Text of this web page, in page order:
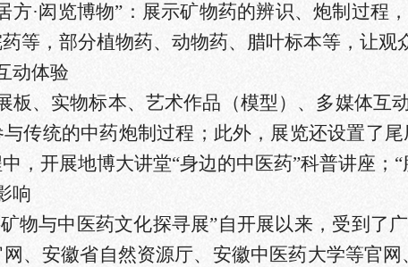
方·闳览博物”：展示矿物药的辨识、炮制过程
等，部分植物药、动物药、腊叶标本等，让观
动体验
板、实物标本、艺术作品 （模型） 、多媒体互
传统的中药炮制过程；此外，展览还设置了
，开展地博大讲堂“身边的中医药”科普讲座；
响
物与中医药文化探寻展”自开展以来，受到了
、安徽省自然资源厅、安徽中医药大学等官网